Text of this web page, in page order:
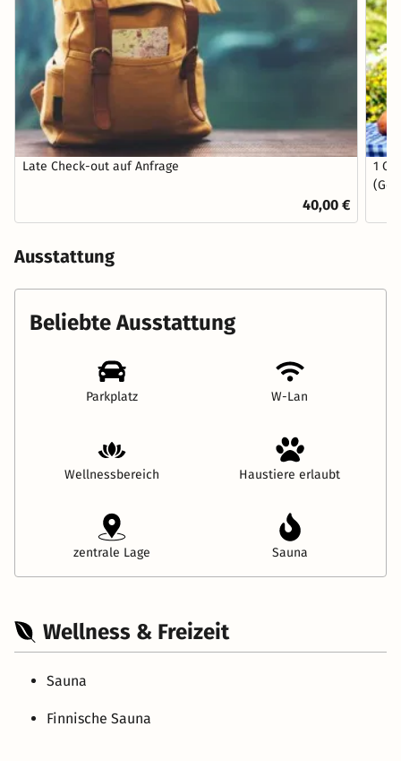
Late Check-out auf Anfrage
40,00 €
1
Ausstattung
Beliebte Ausstattung
Parkplatz W-Lan
Wellnessbereich Haustiere erlaubt
zentrale Lage Sauna
Wellness & Freizeit
Sauna
Finnische Sauna